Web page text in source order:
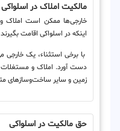
مالکیت املاک در اسلواکی
خارجی‌ها ممکن است املاک
اینکه در اسلواکی اقامت
با برخی استثناء، یک خارجی
دست آورد. املاک و مستغلات
زمین و سایر ساخت‌وسازهای
حق مالکیت در اسلواکی